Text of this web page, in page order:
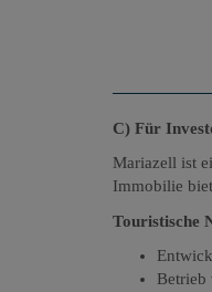
C) Für
Mariazell ist
Immobilie
Touristische
Betrieb